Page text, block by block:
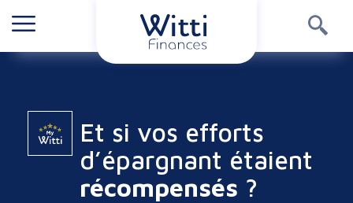
Et si vos efforts
d’épargnant étaient
récompensés ?